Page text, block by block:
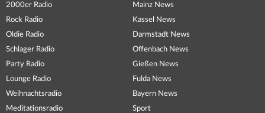
2000er Radio
Rock Radio
Oldie Radio
Schlager Radio
Party Radio
Lounge Radio
Weihnachtsradio
Meditationsradio
Mainz News
Kassel News
Darmstadt News
Offenbach News
Gießen News
Fulda News
Bayern News
Sport